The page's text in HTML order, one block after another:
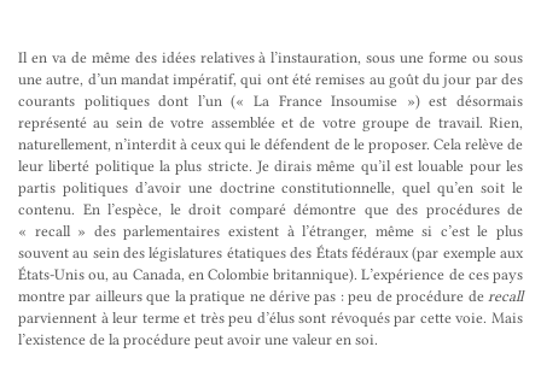
Il en va de même des idées relatives à l’instauration, sous une forme ou sous
une autre, d’un mandat impératif, qui ont été remises au goût du jour par des
courants politiques dont l’un (« La France Insoumise ») est désormais
représenté au sein de votre assemblée et de votre groupe de travail. Rien,
naturellement, n’interdit à ceux qui le défendent de le proposer. Cela relève de
leur liberté politique la plus stricte. Je dirais même qu’il est louable pour les
partis politiques d’avoir une doctrine constitutionnelle, quel qu’en soit le
contenu. En l’espèce, le droit comparé démontre que des procédures de
« recall » des parlementaires existent à l’étranger, même si c’est le plus
souvent au sein des législatures étatiques des États fédéraux (par exemple aux
États-Unis ou, au Canada, en Colombie britannique). L’expérience de ces pays
montre par ailleurs que la pratique ne dérive pas : peu de procédure de recall
parviennent à leur terme et très peu d’élus sont révoqués par cette voie. Mais
l’existence de la procédure peut avoir une valeur en soi.